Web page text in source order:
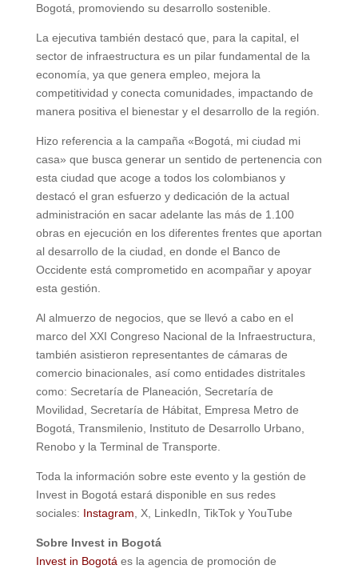
Bogotá, promoviendo su desarrollo sostenible.
La ejecutiva también destacó que, para la capital, el
sector de infraestructura es un pilar fundamental de la
economía, ya que genera empleo, mejora la
competitividad y conecta comunidades, impactando de
manera positiva el bienestar y el desarrollo de la región.
Hizo referencia a la campaña «Bogotá, mi ciudad mi
casa» que busca generar un sentido de pertenencia con
esta ciudad que acoge a todos los colombianos y
destacó el gran esfuerzo y dedicación de la actual
administración en sacar adelante las más de 1.100
obras en ejecución en los diferentes frentes que aportan
al desarrollo de la ciudad, en donde el Banco de
Occidente está comprometido en acompañar y apoyar
esta gestión.
Al almuerzo de negocios, que se llevó a cabo en el
marco del XXI Congreso Nacional de la Infraestructura,
también asistieron representantes de cámaras de
comercio binacionales, así como entidades distritales
como: Secretaría de Planeación, Secretaría de
Movilidad, Secretaría de Hábitat, Empresa Metro de
Bogotá, Transmilenio, Instituto de Desarrollo Urbano,
Renobo y la Terminal de Transporte.
Toda la información sobre este evento y la gestión de
Invest in Bogotá estará disponible en sus redes
sociales: Instagram , X, LinkedIn, TikTok y YouTube
Sobre Invest in Bogotá
Invest in Bogotá es la agencia de promoción de